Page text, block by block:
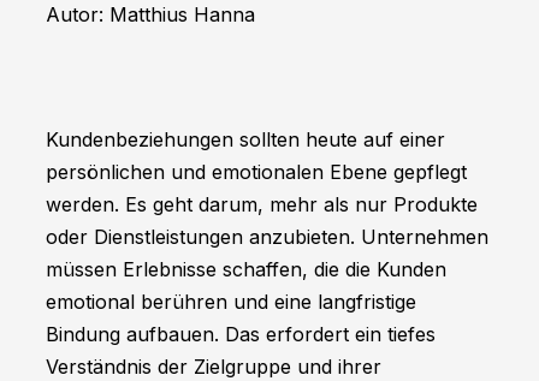
Autor: Matthius Hanna
Kundenbeziehungen sollten heute auf einer
persönlichen und emotionalen Ebene gepflegt
werden. Es geht darum, mehr als nur Produkte
oder Dienstleistungen anzubieten. Unternehmen
müssen Erlebnisse schaffen, die die Kunden
emotional berühren und eine langfristige
Bindung aufbauen. Das erfordert ein tiefes
Verständnis der Zielgruppe und ihrer